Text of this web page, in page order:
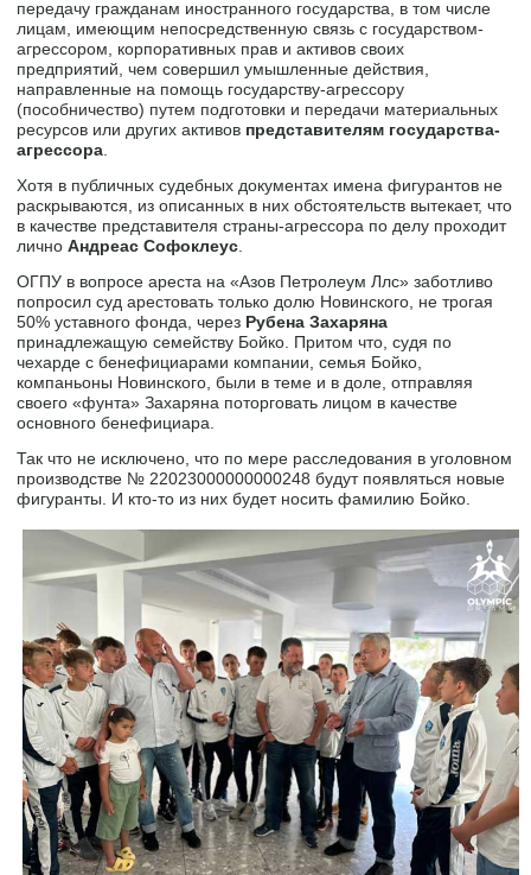
передачу гражданам иностранного государства, в том числе
лицам, имеющим непосредственную связь с государством-
агрессором, корпоративных прав и активов своих
предприятий, чем совершил умышленные действия,
направленные на помощь государству-агрессору
(пособничество) путем подготовки и передачи материальных
ресурсов или других активов представителям государства-
агрессора
Хотя в публичных судебных документах имена фигурантов не
раскрываются, из описанных в них обстоятельств вытекает, что
в качестве представителя страны-агрессора по делу проходит
личноАндреас Софоклеус
ОГПУ в вопросе ареста на «Азов Петролеум Ллс» заботливо
попросил суд арестовать только долю Новинского, не трогая
50% уставного фонда, через Рубена Захаряна
принадлежащую семейству Бойко. Притом что, судя по
чехарде с бенефициарами компании, семья Бойко,
компаньоны Новинского, были в теме и в доле, отправляя
своего «фунта» Захаряна поторговать лицом в качестве
основного бенефициара.
Так что не исключено, что по мере расследования в уголовном
производстве № 22023000000000248 будут появляться новые
фигуранты. И кто-то из них будет носить фамилию Бойко.